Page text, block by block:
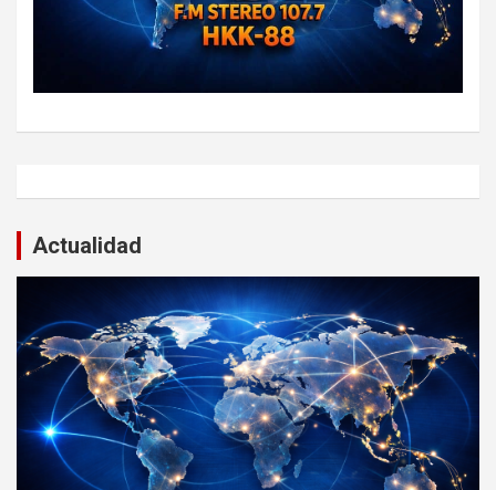
Actualidad